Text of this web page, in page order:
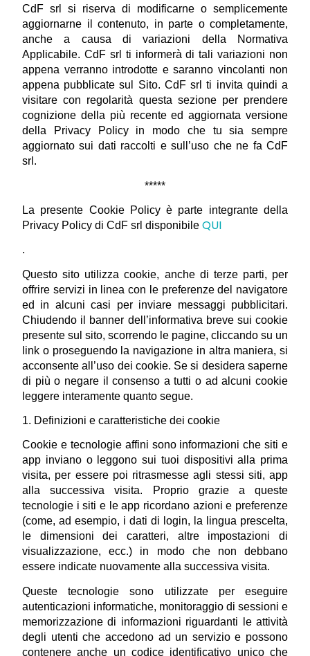
CdF srl si riserva di modificarne o semplicemente
aggiornarne il contenuto, in parte o completamente,
anche a causa di variazioni della Normativa
Applicabile. CdF srl ti informerà di tali variazioni non
appena verranno introdotte e saranno vincolanti non
appena pubblicate sul Sito. CdF srl ti invita quindi a
visitare con regolarità questa sezione per prendere
cognizione della più recente ed aggiornata versione
della Privacy Policy in modo che tu sia sempre
aggiornato sui dati raccolti e sull’uso che ne fa CdF
srl.
*****
La presente Cookie Policy è parte integrante della
Privacy Policy di CdF srl disponibile QUI
.
Questo sito utilizza cookie, anche di terze parti, per
offrire servizi in linea con le preferenze del navigatore
ed in alcuni casi per inviare messaggi pubblicitari.
Chiudendo il banner dell’informativa breve sui cookie
presente sul sito, scorrendo le pagine, cliccando su un
link o proseguendo la navigazione in altra maniera, si
acconsente all’uso dei cookie. Se si desidera saperne
di più o negare il consenso a tutti o ad alcuni cookie
leggere interamente quanto segue.
1. Definizioni e caratteristiche dei cookie
Cookie e tecnologie affini sono informazioni che siti e
app inviano o leggono sui tuoi dispositivi alla prima
visita, per essere poi ritrasmesse agli stessi siti, app
alla successiva visita. Proprio grazie a queste
tecnologie i siti e le app ricordano azioni e preferenze
(come, ad esempio, i dati di login, la lingua prescelta,
le dimensioni dei caratteri, altre impostazioni di
visualizzazione, ecc.) in modo che non debbano
essere indicate nuovamente alla successiva visita.
Queste tecnologie sono utilizzate per eseguire
autenticazioni informatiche, monitoraggio di sessioni e
memorizzazione di informazioni riguardanti le attività
degli utenti che accedono ad un servizio e possono
contenere anche un codice identificativo unico che